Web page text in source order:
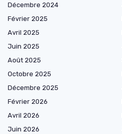
Décembre 2024
Février 2025
Avril 2025
Juin 2025
Août 2025
Octobre 2025
Décembre 2025
Février 2026
Avril 2026
Juin 2026